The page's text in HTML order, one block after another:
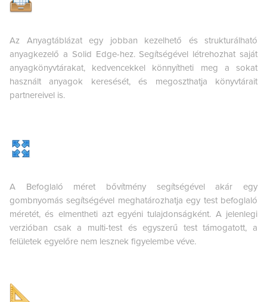
Az Anyagtáblázat egy jobban kezelhető és strukturálható
anyagkezelő a Solid Edge-hez. Segítségével létrehozhat saját
anyagkönyvtárakat, kedvencekkel könnyítheti meg a sokat
használt anyagok keresését, és megoszthatja könyvtárait
partnereivel is.
A Befoglaló méret bővítmény segítségével akár egy
gombnyomás segítségével meghatározhatja egy test befoglaló
méretét, és elmentheti azt egyéni tulajdonságként. A jelenlegi
verzióban csak a multi-test és egyszerű test támogatott, a
felületek egyelőre nem lesznek figyelembe véve.